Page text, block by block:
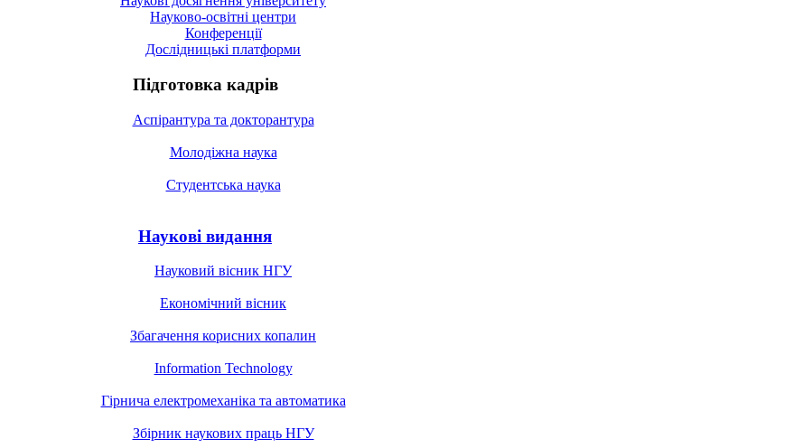
Науково-освітні центри
Конференції
Дослідницькі платформи
Підготовка кадрів
Аспірантура та докторантура
Молодіжна наука
Студентська наука
Наукові видання
Науковий вісник НГУ
Економічний вісник
Збагачення корисних копалин
Information Technology
Гірнича електромеханіка та автоматика
Збірник наукових праць НГУ